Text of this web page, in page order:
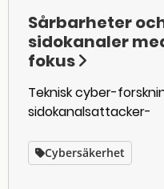
Sårbarheter
sidokanaler
fokus
Teknisk cyber-
sidokanalsattacker-
Cybersäkerhet